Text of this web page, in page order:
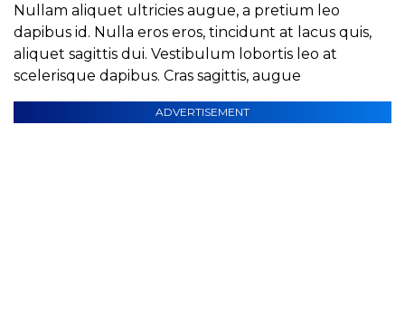
Nullam aliquet ultricies augue, a pretium leo
dapibus id. Nulla eros eros, tincidunt at lacus quis,
aliquet sagittis dui. Vestibulum lobortis leo at
scelerisque dapibus. Cras sagittis, augue
ADVERTISEMENT